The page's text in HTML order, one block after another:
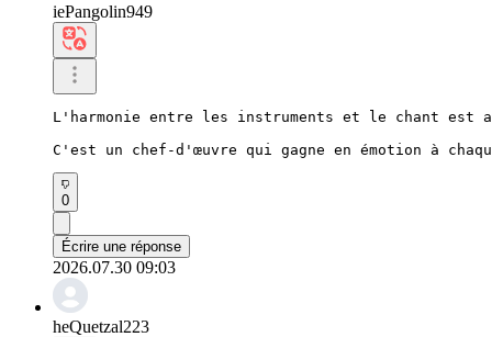
iePangolin949
L'harmonie entre les instruments et le chant est
C'est un chef-d'œuvre qui gagne en émotion à
0
Écrire une réponse
2026.07.30 09:03
heQuetzal223